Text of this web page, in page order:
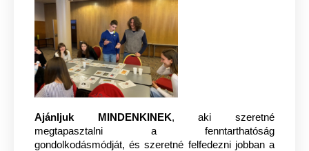
Ajánljuk MINDENKINEK, aki szeretné
megtapasztalni a fenntarthatóság
gondolkodásmódját, és szeretné felfedezni jobban a